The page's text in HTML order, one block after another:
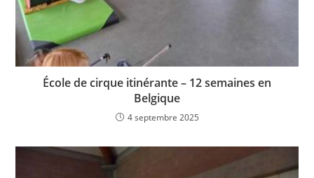
École de cirque itinérante – 12 semaines en
Belgique
4 septembre 2025